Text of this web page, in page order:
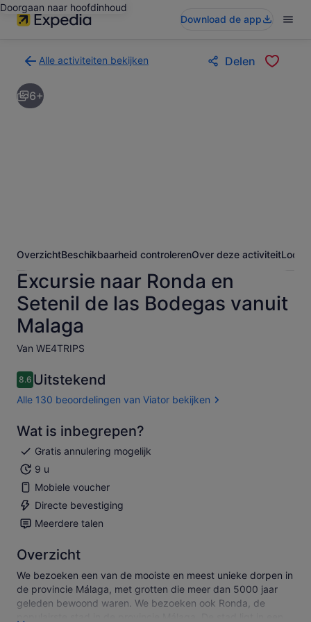
Doorgaan naar hoofdinhoud
Download de app
Alle activiteiten bekijken
naar
de
zoekresultatenpagina
Delen
6+
OverzichtBeschikbaarheid controlerenOver deze activiteit
Excursie naar Ronda en
Setenil de las Bodegas vanuit
Malaga
Van WE4TRIPS
8.68.6 van 10
Uitstekend
Alle 130 beoordelingen van Viator bekijken
Wat is inbegrepen?
Gratis annulering mogelijk
9 u
Mobiele voucher
Directe bevestiging
Meerdere talen
Overzicht
We bezoeken een van de mooiste en meest unieke dorpen in
de provincie Málaga, met grotten die meer dan 5000 jaar
geleden bewoond waren. We bezoeken ook Ronda, de